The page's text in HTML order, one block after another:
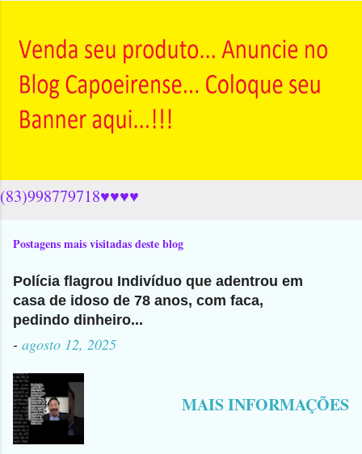
(83)998779718♥♥♥♥
Postagens mais visitadas deste blog
Polícia flagrou Indivíduo que adentrou em
casa de idoso de 78 anos, com faca,
pedindo dinheiro...
- agosto 12, 2025
MAIS INFORMAÇÕES